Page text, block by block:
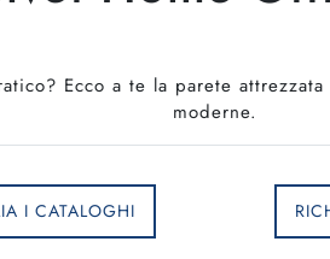
Ecco a te la parete
moderne.
I CATALOGHI